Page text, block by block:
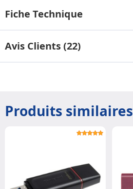
Fiche Technique
Avis Clients (22)
Produits similaires